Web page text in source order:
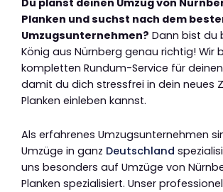
Planken und suchst nach dem
Umzugsunternehmen? Dann bist du
König aus Nürnberg genau richtig! Wir
kompletten Rundum-Service für
damit du dich stressfrei in dein neues
Planken einleben kannst.
Als erfahrenes Umzugsunternehmen
Umzüge in ganz Deutschland
uns besonders auf Umzüge von
Planken spezialisiert. Unser